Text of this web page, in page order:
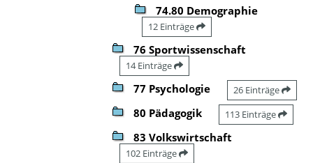
74.80 Demographie
12 Einträge
76 Sportwissenschaft
14 Einträge
77 Psychologie 26 Einträge
80 Pädagogik 113 Einträge
83 Volkswirtschaft
102 Einträge